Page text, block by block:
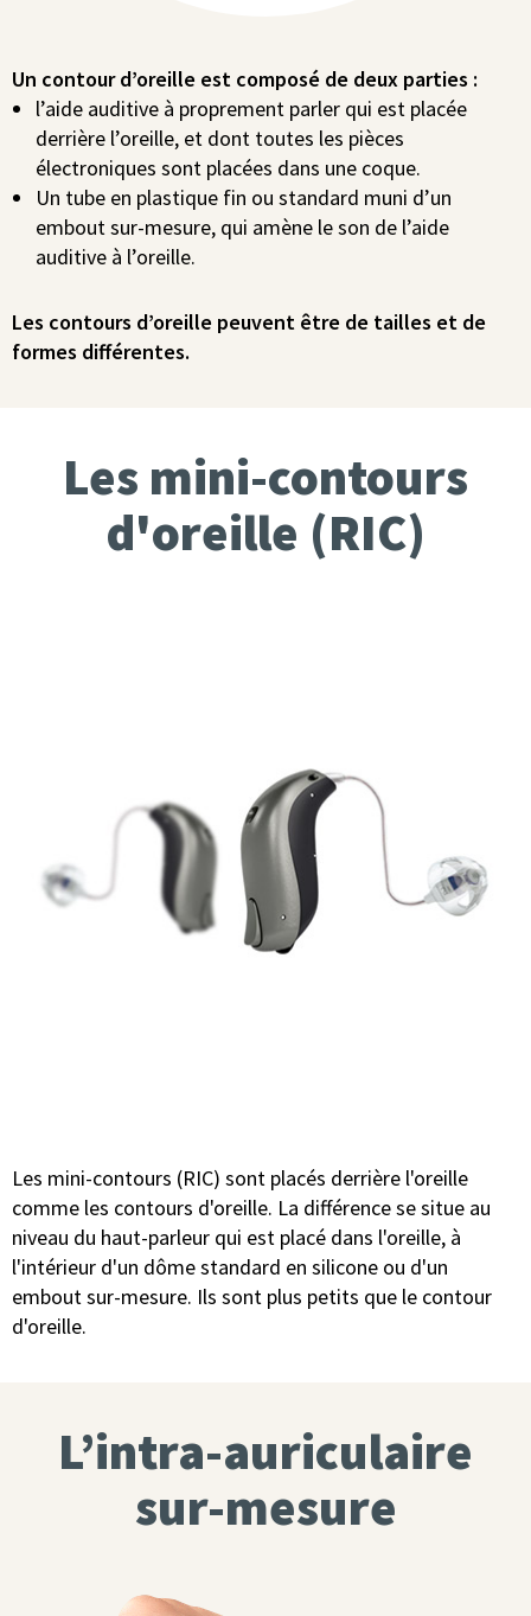
Un contour d’oreille est composé de deux parties :
l’aide auditive à proprement parler qui est placée
derrière l’oreille, et dont toutes les pièces
électroniques sont placées dans une coque.
Un tube en plastique fin ou standard muni d’un
embout sur-mesure, qui amène le son de l’aide
auditive à l’oreille.
Les contours d’oreille peuvent être de tailles et de
formes différentes.
Les mini-contours
d'oreille (RIC)
Les mini-contours (RIC) sont placés derrière l'oreille
comme les contours d'oreille. La différence se situe au
niveau du haut-parleur qui est placé dans l'oreille, à
l'intérieur d'un dôme standard en silicone ou d'un
embout sur-mesure. Ils sont plus petits que le contour
d'oreille.
L’intra-auriculaire
sur-mesure